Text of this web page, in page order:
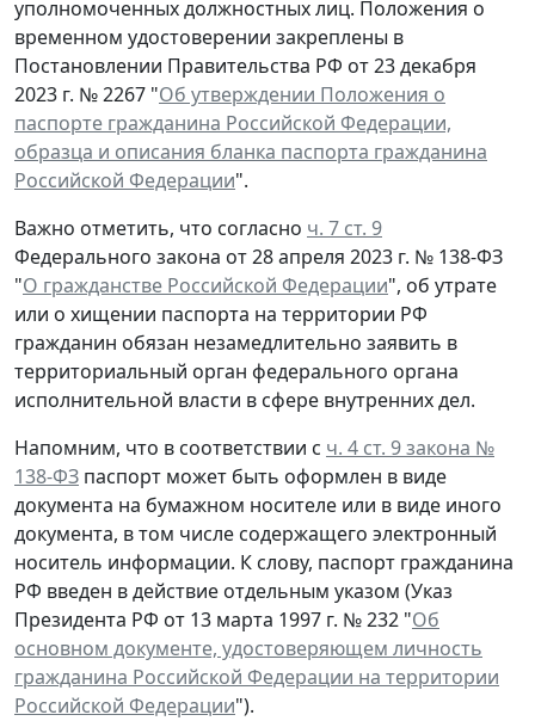
уполномоченных должностных лиц. Положения о
временном удостоверении закреплены в
Постановлении Правительства РФ от 23 декабря
2023 г. № 2267 "Об утверждении Положения о
паспорте гражданина Российской Федерации,
образца и описания бланка паспорта гражданина
Российской Федерации".
Важно отметить, что согласно ч. 7 ст. 9
Федерального закона от 28 апреля 2023 г. № 138-ФЗ
"О гражданстве Российской Федерации", об утрате
или о хищении паспорта на территории РФ
гражданин обязан незамедлительно заявить в
территориальный орган федерального органа
исполнительной власти в сфере внутренних дел.
Напомним, что в соответствии с ч. 4 ст. 9 закона №
138-ФЗ паспорт может быть оформлен в виде
документа на бумажном носителе или в виде иного
документа, в том числе содержащего электронный
носитель информации. К слову, паспорт гражданина
РФ введен в действие отдельным указом (Указ
Президента РФ от 13 марта 1997 г. № 232 "Об
основном документе, удостоверяющем личность
гражданина Российской Федерации на территории
Российской Федерации").